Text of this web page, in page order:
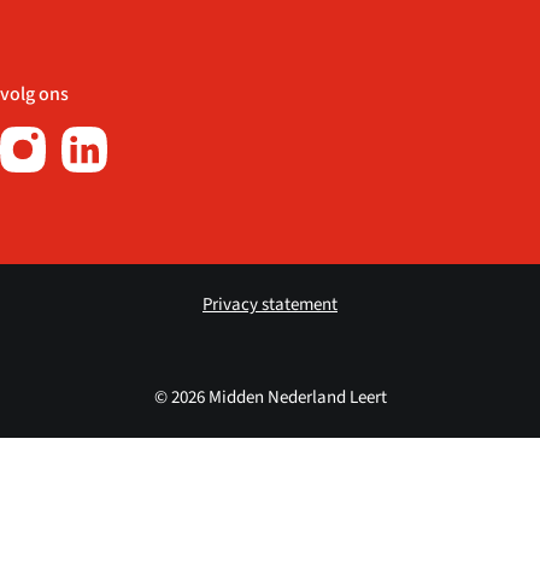
volg ons
© 2026 Midden Nederland Leert
Privacy statement